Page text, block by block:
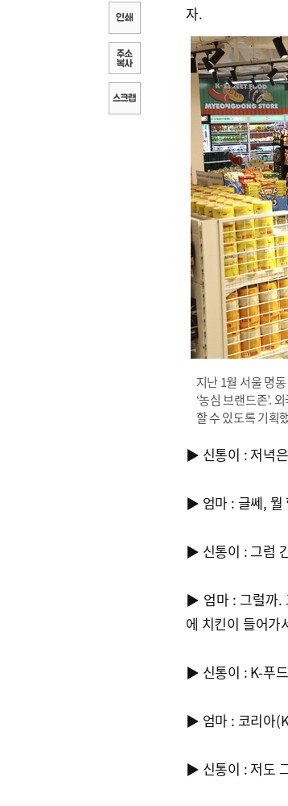
자.
지난 1월 서울 명
‘농심 브랜드존’.
할 수 있도록 기획
▶ 신통이 : 저녁
▶ 엄마 : 글쎄, 뭘
▶ 신통이 : 그럼
▶ 엄마 : 그럴까.
에 치킨이 들어가
▶ 신통이 : K-푸
▶ 엄마 : 코리아
▶ 신통이 : 저도